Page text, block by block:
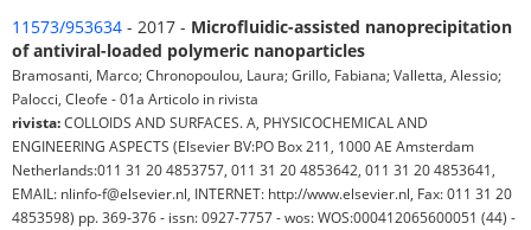
11573/953634 - 2017 - Microfluidic-assisted nanoprecipitation
of antiviral-loaded polymeric nanoparticles
Bramosanti, Marco; Chronopoulou, Laura; Grillo, Fabiana; Valletta, Alessio;
Palocci, Cleofe - 01a Articolo in rivista
rivista:COLLOIDS AND SURFACES. A, PHYSICOCHEMICAL AND
ENGINEERING ASPECTS (Elsevier BV:PO Box 211, 1000 AE Amsterdam
Netherlands:011 31 20 4853757, 011 31 20 4853642, 011 31 20 4853641,
EMAIL: nlinfo-f@elsevier.nl, INTERNET: http://www.elsevier.nl, Fax: 011 31 20
4853598) pp. 369-376 - issn: 0927-7757 - wos: WOS:000412065600051 (44) -